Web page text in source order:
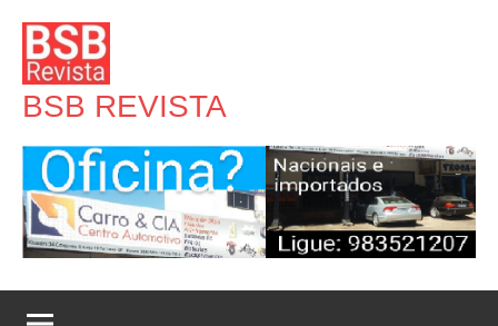
para
conteúdo
BSB REVISTA